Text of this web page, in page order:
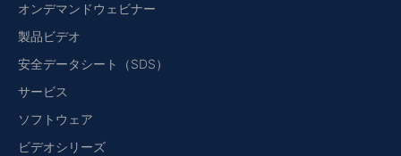
オンデマンドウェビナー
製品ビデオ
安全データシート（SDS）
サービス
ソフトウェア
ビデオシリーズ